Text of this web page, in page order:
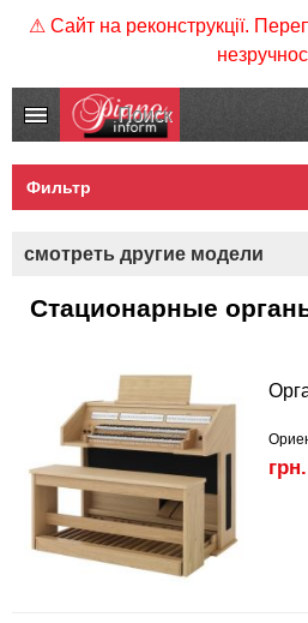
⚠ Сайт на реконструкції.
Фильтр
смотреть другие модели
Стационарные
грн.